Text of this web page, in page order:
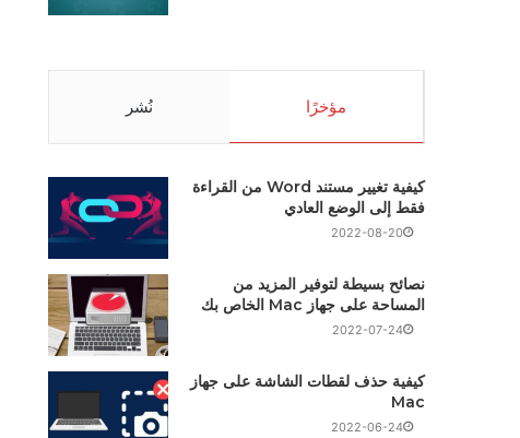
مؤخرًا نُشر
كيفية تغيير مستند Word من القراءة
فقط إلى الوضع العادي
2022-08-20
نصائح بسيطة لتوفير المزيد من
المساحة على جهاز Mac الخاص بك
2022-07-24
كيفية حذف لقطات الشاشة على جهاز
Mac
2022-06-24